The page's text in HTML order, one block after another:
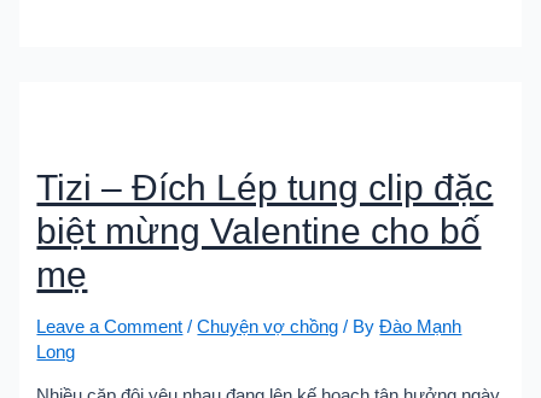
Tizi – Đích Lép tung clip đặc
biệt mừng Valentine cho bố
mẹ
Leave a Comment /Chuyện vợ chồng / ByĐào Mạnh
Long